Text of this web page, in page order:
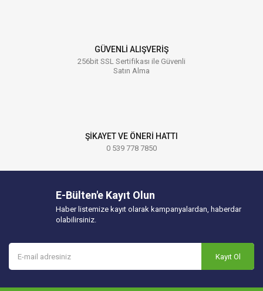
GÜVENLİ ALIŞVERİŞ
256bit SSL Sertifikası ile Güvenli
Satın Alma
ŞİKAYET VE ÖNERİ HATTI
0 539 778 7850
E-Bülten'e Kayıt Olun
Haber listemize kayıt olarak kampanyalardan, haberdar
olabilirsiniz.
Kayıt Ol